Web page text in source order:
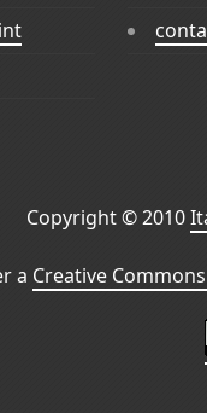
Copyright © 2010
a Creative